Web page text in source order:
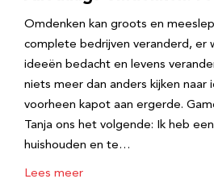
Omdenken kan groots en
complete bedrijven veranderd, er
ideeën bedacht en levens
niets meer dan anders kijken naar
voorheen kapot aan ergerde.
Tanja ons het volgende: Ik heb
huishouden en te…
Lees meer